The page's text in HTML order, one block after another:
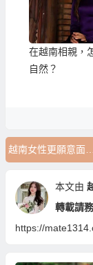
在越南相親，
自然？
越南女性更願意面對婚姻
本文由
轉載請
https://